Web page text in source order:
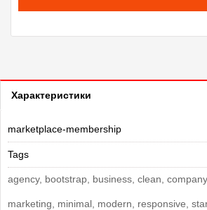
Характеристики
marketplace-membership
Tags
agency, bootstrap, business, clean,
marketing, minimal, modern, responsive,